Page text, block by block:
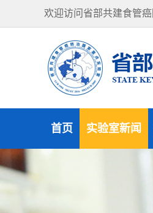
欢迎访问省部共建食管
首页 实验室新闻